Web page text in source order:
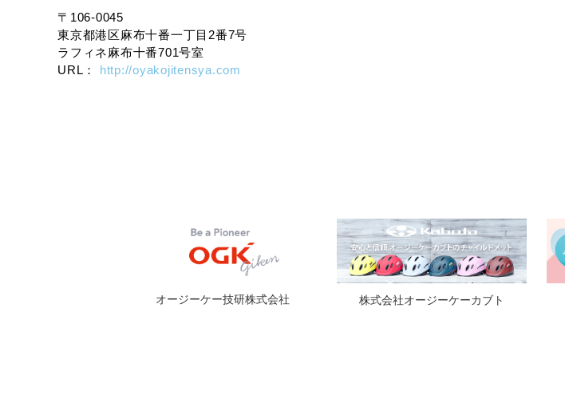
〒106-0045
東京都港区麻布十番一丁目2番7号
ラフィネ麻布十番701号室
URL： http://oyakojitensya.com
オージーケー技研株式会社 株式会社オージーケーカブト